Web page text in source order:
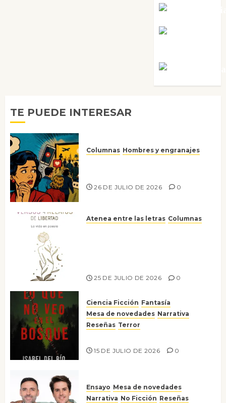
TE PUEDE INTERESAR
Columnas Hombres y engranajes
26 DE JULIO DE 2026 0
Atenea entre las letras Columnas
25 DE JULIO DE 2026 0
Ciencia Ficción Fantasía
Mesa de novedades Narrativa
Reseñas Terror
15 DE JULIO DE 2026 0
Ensayo Mesa de novedades
Narrativa No Ficción Reseñas